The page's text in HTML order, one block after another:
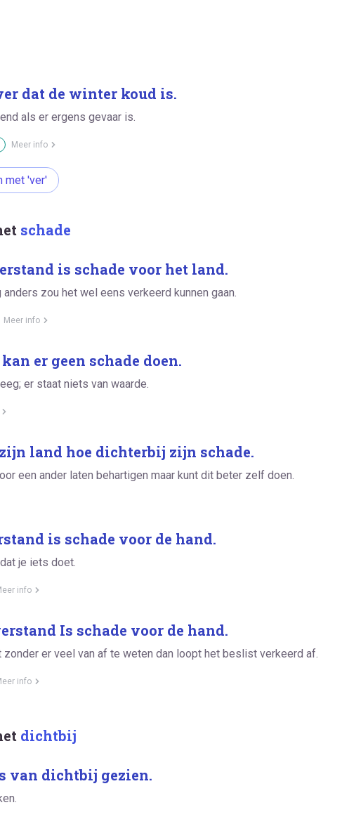
dat de winter koud is.
als er ergens gevaar is.
Meer info
met 'ver'
schade
is schade voor het land.
zou het wel eens verkeerd kunnen gaan.
Meer info
er geen schade doen.
er staat niets van waarde.
land hoe dichterbij zijn schade.
een ander laten behartigen maar kunt dit beter zelf doen.
is schade voor de hand.
je iets doet.
info
Is schade voor de hand.
er veel van af te weten dan loopt het beslist verkeerd af.
info
dichtbij
van dichtbij gezien.